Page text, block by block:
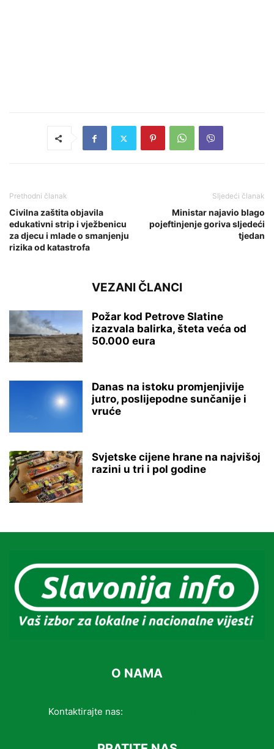
Prethodni članak
Civilna zaštita objavila
edukativni strip i vježbenicu
za djecu i mlade o smanjenju
rizika od katastrofa
Sljedeći članak
Ministar najavio blago
pojeftinjenje goriva sljedeći
tjedan
VEZANI ČLANCI
Požar kod Petrove Slatine
izazvala balirka, šteta veća od
50.000 eura
Danas na istoku promjenjivije
jutro, poslijepodne sunčanije i
vruće
Svjetske cijene hrane na najvišoj
razini u tri i pol godine
O NAMA
Kontaktirajte nas: